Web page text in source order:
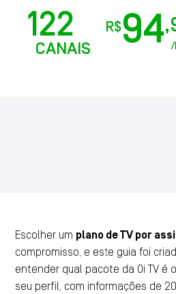
122
CANAIS
R$94 /
Escolher um plano de TV por
compromisso, e este guia foi
entender qual pacote da Oi TV é
seu perfil, com informações de